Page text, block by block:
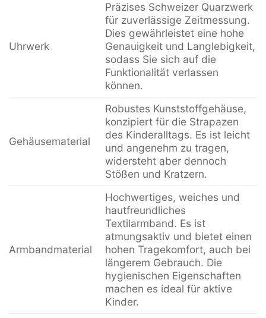
Uhrwerk
Präzises Schweizer Quarzwerk
für zuverlässige Zeitmessung.
Dies gewährleistet eine hohe
Genauigkeit und Langlebigkeit,
sodass Sie sich auf die
Funktionalität verlassen
können.
Gehäusematerial
Robustes Kunststoffgehäuse,
konzipiert für die Strapazen
des Kinderalltags. Es ist leicht
und angenehm zu tragen,
widersteht aber dennoch
Stößen und Kratzern.
Armbandmaterial
Hochwertiges, weiches und
hautfreundliches
Textilarmband. Es ist
atmungsaktiv und bietet einen
hohen Tragekomfort, auch bei
längerem Gebrauch. Die
hygienischen Eigenschaften
machen es ideal für aktive
Kinder.